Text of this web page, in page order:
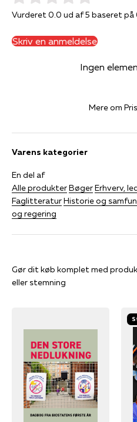
Vurderet 0.0 ud af 5 baseret på
Skriv en anmeldelse
Ingen
Mere om
Varens kategorier
En del af
Alle produkterBøgerErhverv,
FaglitteraturHistorie og
og regering
Gør dit køb komplet med
eller stemning